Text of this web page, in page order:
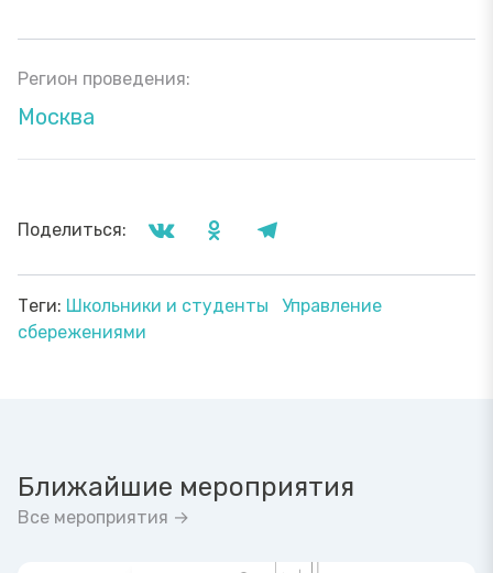
Регион проведения:
Москва
Поделиться:
Теги: Школьники и студенты
Управление
сбережениями
Ближайшие мероприятия
Все мероприятия →